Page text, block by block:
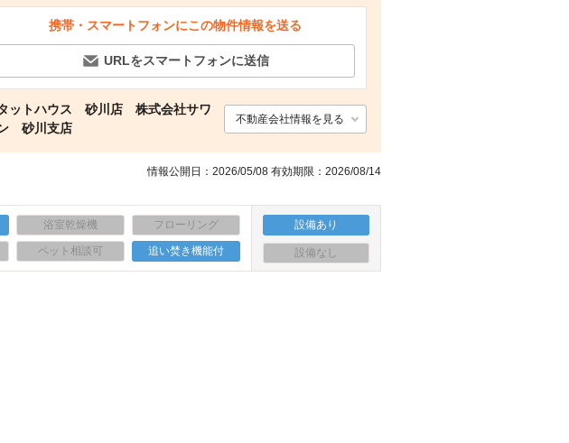
携帯・スマートフォンにこの物件情報を送る
URLをスマートフォンに送信
ットハウス 砂川店 株式会社サワ
砂川支店
不動産会社情報を見る
情報公開日：2026/05/08 有効期限：2026/08/14
浴室乾燥機 フローリング
ペット相談可 追い焚き機能付
設備あり
設備なし